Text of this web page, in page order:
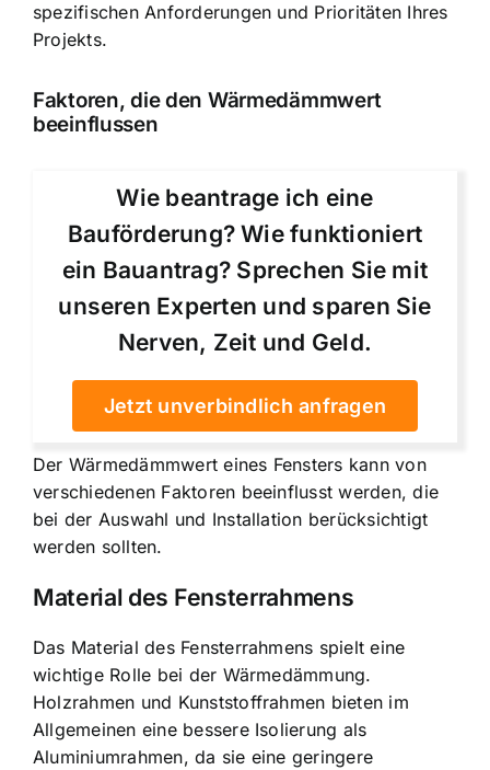
spezifischen Anforderungen und Prioritäten Ihres
Projekts.
Faktoren, die den Wärmedämmwert
beeinflussen
Wie beantrage ich eine
Bauförderung? Wie funktioniert
ein Bauantrag? Sprechen Sie mit
unseren Experten und sparen Sie
Nerven, Zeit und Geld.
Jetzt unverbindlich anfragen
Der Wärmedämmwert eines Fensters kann von
verschiedenen Faktoren beeinflusst werden, die
bei der Auswahl und Installation berücksichtigt
werden sollten.
Material des Fensterrahmens
Das Material des Fensterrahmens spielt eine
wichtige Rolle bei der Wärmedämmung.
Holzrahmen und Kunststoffrahmen bieten im
Allgemeinen eine bessere Isolierung als
Aluminiumrahmen, da sie eine geringere